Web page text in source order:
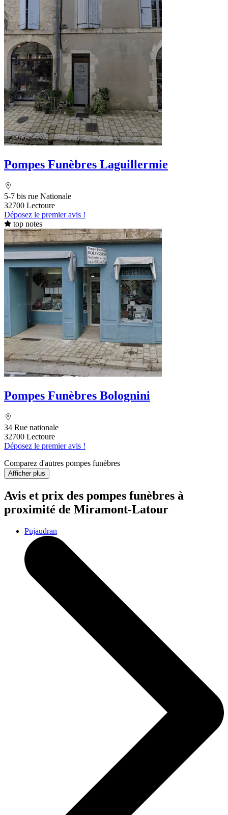
Pompes Funèbres Laguillermie
5-7 bis rue Nationale
32700 Lectoure
Déposez le premier avis !
top notes
Pompes Funèbres Bolognini
34 Rue nationale
32700 Lectoure
Déposez le premier avis !
Comparez d'autres pompes funèbres
Afficher plus
Avis et prix des pompes funèbres à
proximité de Miramont-Latour
Pujaudran